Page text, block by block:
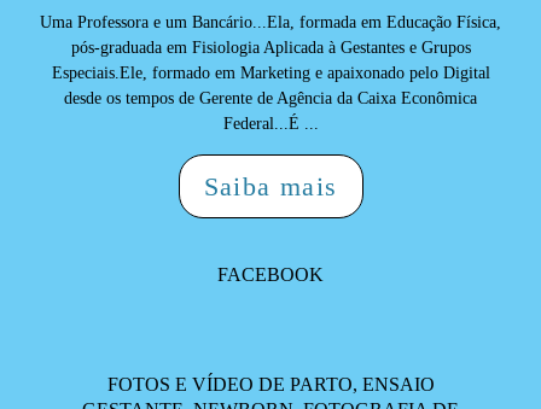
Uma Professora e um Bancário...Ela, formada em Educação Física,
pós-graduada em Fisiologia Aplicada à Gestantes e Grupos
Especiais.Ele, formado em Marketing e apaixonado pelo Digital
desde os tempos de Gerente de Agência da Caixa Econômica
Federal...É ...
Saiba mais
FACEBOOK
FOTOS E VÍDEO DE PARTO, ENSAIO